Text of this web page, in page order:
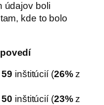
údajov boli
kde to bolo
59 inštitúcií (26%z
50 inštitúcií (23%z